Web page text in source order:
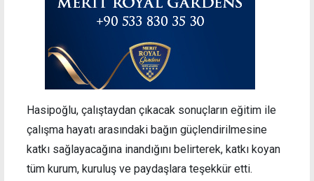
Hasipoğlu, çalıştaydan çıkacak sonuçların eğitim ile
çalışma hayatı arasındaki bağın güçlendirilmesine
katkı sağlayacağına inandığını belirterek, katkı koyan
tüm kurum, kuruluş ve paydaşlara teşekkür etti.